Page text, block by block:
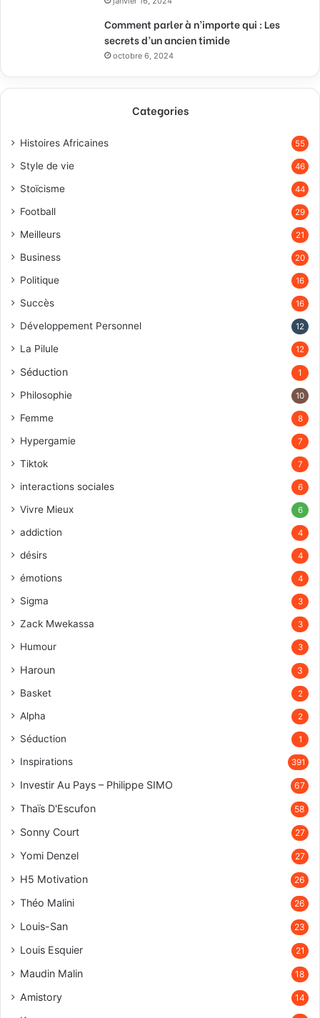
Comment parler à n’importe qui : Les
secrets d’un ancien timide
octobre 6, 2024
Categories
Histoires Africaines 55
Style de vie 46
Stoïcisme 44
Football 29
Meilleurs 21
Business 20
Politique 16
Succès 16
Développement Personnel 12
La Pilule 12
Séduction 1
Philosophie 10
Femme 8
Hypergamie 7
Tiktok 7
interactions sociales 6
Vivre Mieux 6
addiction 4
désirs 4
émotions 4
Sigma 3
Zack Mwekassa 3
Humour 3
Haroun 3
Basket 2
Alpha 2
Séduction 1
Inspirations 391
Investir Au Pays – Philippe SIMO 67
Thaïs D'Escufon 58
Sonny Court 27
Yomi Denzel 27
H5 Motivation 26
Théo Malini 26
Louis-San 23
Louis Esquier 21
Maudin Malin 18
Amistory 14